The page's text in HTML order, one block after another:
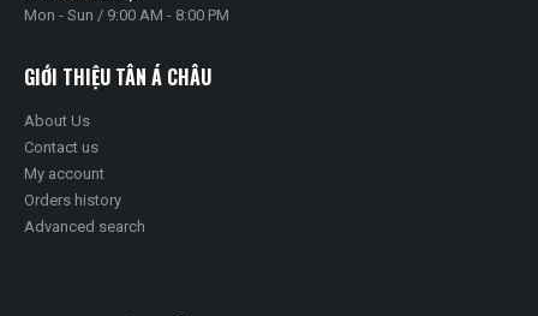
Mon - Sun / 9:00 AM - 8:00 PM
GIỚI THIỆU TÂN Á CHÂU
About Us
Contact us
My account
Orders history
Advanced search